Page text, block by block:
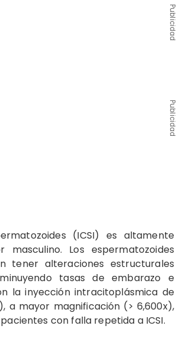
Publicidad
Publicidad
(ICSI) es altamente
Los espermatozoides
tener alteraciones estructurales
tasas de embarazo e
la inyección intracitoplásmica de
a mayor magnificación (> 6,600x),
con falla repetida a ICSI.